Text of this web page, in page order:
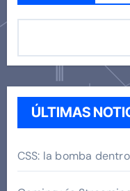
ÚLTIMAS
CSS: la bomba